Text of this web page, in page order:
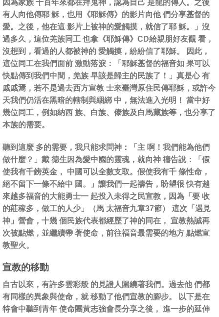
因為家族 千百年來都在拜鬼神，認為自己 是龍的傳人。之後
有人向他傳耶 穌，也用《耶穌傳》的影片向他 們分享基督的
愛。之後，他在這 影片上被神的愛觸摸，就信了耶 穌。」沒
過多久，這位羌族同工 也拿《耶穌傳》CD給親朋好友觀 看，
沒想到，看過的人都被神的 愛觸摸，紛紛信了耶穌。 因此，
這位同工在我們面前 激動落淚：「耶穌基督的福音如 果可以
快點傳到我們中間，羌族 早該是歸主的民族了！」真是心 有
戚戚焉，若不是過去西方宣教 士來臺灣原住民傳耶穌，或許今
天我們仍活在黑暗的轄制與綑綁 中，無法進入光明！ 當中好
幾位同工，例如納西 族、白族、傣族及白馬藏族等，也分享了
本族的需要。
聽到這麼 多的需要，我只能求問神：「主 啊！我們能為他們
做什麼？」戴 德生因為愛中國的靈魂，就向神 禱告說：「假
使我有千鎊英金， 中國可以全數支取。假使我有千 條性命，
絕不留下一條不給中 國。」讓我們一起禱告，盼望很 快有越
來越多福音的大能勇士一 起投入未得之民宣教，因為「要 收
的莊稼多，做工的人少」（馬 太福音九章37節） 這次「遇見
神」營會，十幾 個民族代表都經歷了神的同在， 宣教熱誠再
次被點燃，並繼續帶 著使命，前往福音最需要的地方 點燃宣
教聖火。
宣教的移動
自古以來，有許多雲彩般 的見證人圍繞著我們。過去他 們都
有同樣的異象與使命，就 移動了他們宣教的腳步。 以下是在
特會中聽到青年 使命團黃志強會長分享之後， 進一步的延伸